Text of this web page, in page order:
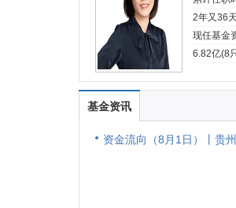
2年又36天
现任基金
6.82亿(8
基金资讯
资金流向（8月1日）丨贵